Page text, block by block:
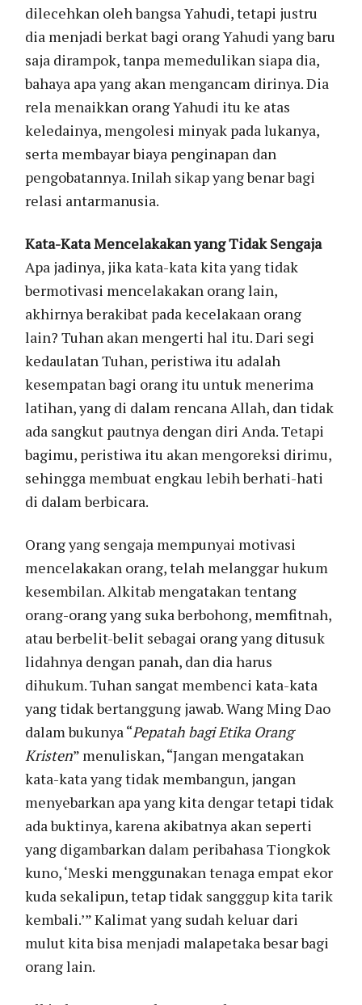
dilecehkan oleh bangsa Yahudi, tetapi justru
dia menjadi berkat bagi orang Yahudi yang baru
saja dirampok, tanpa memedulikan siapa dia,
bahaya apa yang akan mengancam dirinya. Dia
rela menaikkan orang Yahudi itu ke atas
keledainya, mengolesi minyak pada lukanya,
serta membayar biaya penginapan dan
pengobatannya. Inilah sikap yang benar bagi
relasi antarmanusia.
Kata-Kata Mencelakakan yang Tidak Sengaja
Apa jadinya, jika kata-kata kita yang tidak
bermotivasi mencelakakan orang lain,
akhirnya berakibat pada kecelakaan orang
lain? Tuhan akan mengerti hal itu. Dari segi
kedaulatan Tuhan, peristiwa itu adalah
kesempatan bagi orang itu untuk menerima
latihan, yang di dalam rencana Allah, dan tidak
ada sangkut pautnya dengan diri Anda. Tetapi
bagimu, peristiwa itu akan mengoreksi dirimu,
sehingga membuat engkau lebih berhati-hati
di dalam berbicara.
Orang yang sengaja mempunyai motivasi
mencelakakan orang, telah melanggar hukum
kesembilan. Alkitab mengatakan tentang
orang-orang yang suka berbohong, memfitnah,
atau berbelit-belit sebagai orang yang ditusuk
lidahnya dengan panah, dan dia harus
dihukum. Tuhan sangat membenci kata-kata
yang tidak bertanggung jawab. Wang Ming Dao
dalam bukunya “Pepatah bagi Etika Orang
Kristen” menuliskan, “Jangan mengatakan
kata-kata yang tidak membangun, jangan
menyebarkan apa yang kita dengar tetapi tidak
ada buktinya, karena akibatnya akan seperti
yang digambarkan dalam peribahasa Tiongkok
kuno, ‘Meski menggunakan tenaga empat ekor
kuda sekalipun, tetap tidak sangggup kita tarik
kembali.’” Kalimat yang sudah keluar dari
mulut kita bisa menjadi malapetaka besar bagi
orang lain.